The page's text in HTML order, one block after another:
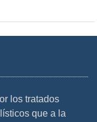
los tratados
que a la